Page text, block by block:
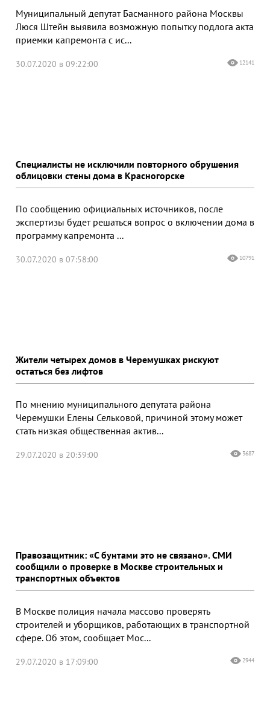
Муниципальный депутат Басманного района Москвы
Люся Штейн выявила возможную попытку подлога акта
приемки капремонта с ис...
30.07.2020 в 09:22:00 12141
Специалисты не исключили повторного обрушения
облицовки стены дома в Красногорске
По сообщению официальных источников, после
экспертизы будет решаться вопрос о включении дома в
программу капремонта ...
30.07.2020 в 07:58:00 10791
Жители четырех домов в Черемушках рискуют
остаться без лифтов
По мнению муниципального депутата района
Черемушки Елены Сельковой, причиной этому может
стать низкая общественная актив...
29.07.2020 в 20:39:00 3687
Правозащитник: «С бунтами это не связано». СМИ
сообщили о проверке в Москве строительных и
транспортных объектов
В Москве полиция начала массово проверять
строителей и уборщиков, работающих в транспортной
сфере. Об этом, сообщает Мос...
29.07.2020 в 17:09:00 2944